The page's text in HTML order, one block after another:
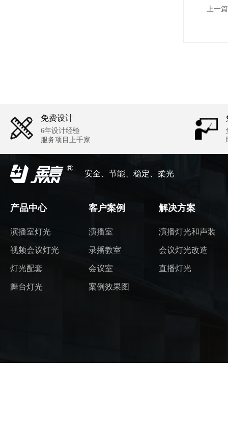
上一
免费设计
6年设计经验
服务项目上千家
安全、节能、稳定、柔光
产品中心
演播室灯光
视频会议灯光
灯光配套
舞台灯光
客户案例
演播室
录播教室
会议室
案例效果图
解决方案
演播灯光和声装
会议灯光改造
直播灯光